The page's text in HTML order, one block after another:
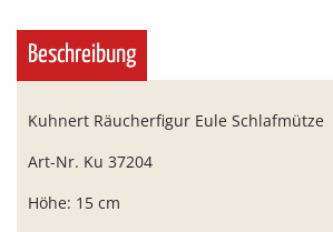
Beschreibung
Kuhnert Räucherfigur Eule Schlafmütze
Art-Nr. Ku 37204
Höhe: 15 cm